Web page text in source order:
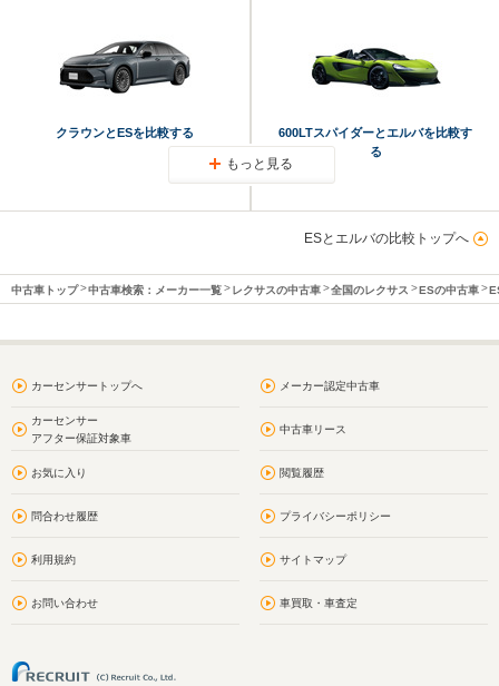
クラウンとESを比較する
600LTスパイダーとエルバを比較す
る
もっと見る
ESとエルバの比較トップへ
中古車トップ 中古車検索：メーカー一覧 レクサスの中古車 全国のレクサス ESの中古車
カーセンサートップへ メーカー認定中古車
カーセンサー
アフター保証対象車
中古車リース
お気に入り 閲覧履歴
問合わせ履歴 プライバシーポリシー
利用規約 サイトマップ
お問い合わせ 車買取・車査定